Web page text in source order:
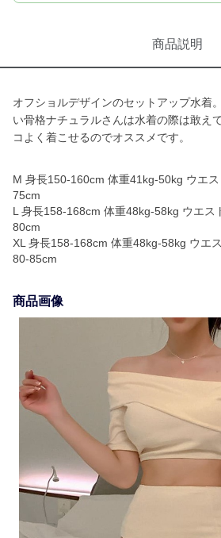
商品説明
オフショルデザインのセットアップ水着
い骨格ナチュラルさんは水着の際は敢え
コよく着こせるのでオススメです。
M 身長150-160cm 体重41kg-50kg ウエ
75cm
L 身長158-168cm 体重48kg-58kg ウエス
80cm
XL 身長158-168cm 体重48kg-58kg ウエ
80-85cm
商品画像